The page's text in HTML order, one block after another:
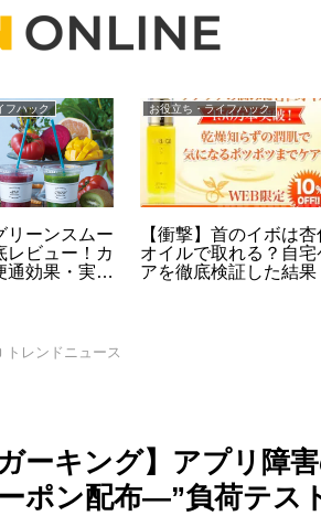
フハック
リーンスムー
レビュー！カ
通効果・実際
お役立ち・ライフハック
【衝撃】首のイボは杏
オイルで取れる？自宅
アを徹底検証した結果
トレンドニュース
ガーキング】アプリ障
ポン配布—”負荷テス